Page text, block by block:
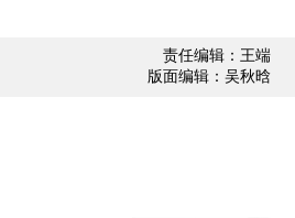
责任编辑：王端
版面编辑：吴秋晗